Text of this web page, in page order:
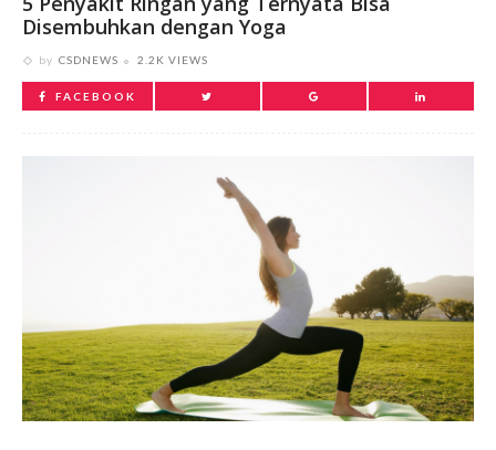
Disembuhkan dengan Yoga
by CSDNEWS 2.2K VIEWS
FACEBOOK